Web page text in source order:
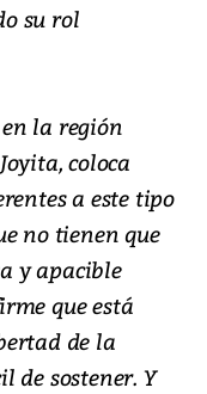
su rol
la región
coloca
a este tipo
no tienen que
y apacible
que está
de la
de sostener. Y